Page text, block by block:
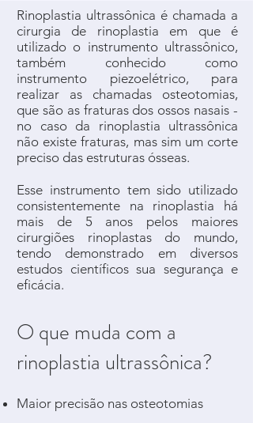
Rinoplastia ultrassônica é chamada a
cirurgia de rinoplastia em que é
utilizado o instrumento ultrassônico,
também conhecido como
instrumento piezoelétrico, para
realizar as chamadas osteotomias,
que são as fraturas dos ossos nasais -
no caso da rinoplastia ultrassônica
não existe fraturas, mas sim um corte
preciso das estruturas ósseas.
Esse instrumento tem sido utilizado
consistentemente na rinoplastia há
mais de 5 anos pelos maiores
cirurgiões rinoplastas do mundo,
tendo demonstrado em diversos
estudos científicos sua segurança e
eficácia.
O que muda com a
rinoplastia ultrassônica?
Maior precisão nas osteotomias